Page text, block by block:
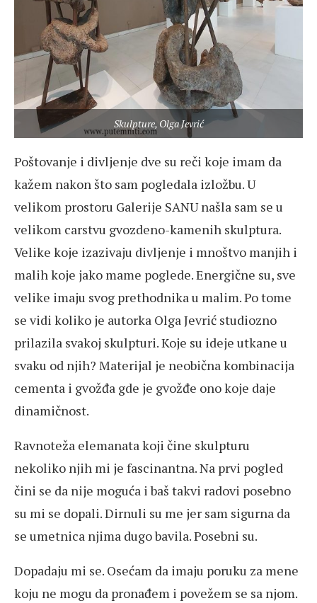
Skulpture, Olga Jevrić
Poštovanje i divljenje dve su reči koje imam da
kažem nakon što sam pogledala izložbu. U
velikom prostoru Galerije SANU našla sam se u
velikom carstvu gvozdeno-kamenih skulptura.
Velike koje izazivaju divljenje i mnoštvo manjih i
malih koje jako mame poglede. Energične su, sve
velike imaju svog prethodnika u malim. Po tome
se vidi koliko je autorka Olga Jevrić studiozno
prilazila svakoj skulpturi. Koje su ideje utkane u
svaku od njih? Materijal je neobična kombinacija
cementa i gvožđa gde je gvožđe ono koje daje
dinamičnost.
Ravnoteža elemanata koji čine skulpturu
nekoliko njih mi je fascinantna. Na prvi pogled
čini se da nije moguća i baš takvi radovi posebno
su mi se dopali. Dirnuli su me jer sam sigurna da
se umetnica njima dugo bavila. Posebni su.
Dopadaju mi se. Osećam da imaju poruku za mene
koju ne mogu da pronađem i povežem se sa njom.